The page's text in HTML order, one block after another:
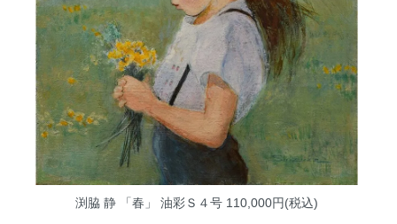
渕脇 静 「春」 油彩Ｓ４号110,000円(税込)